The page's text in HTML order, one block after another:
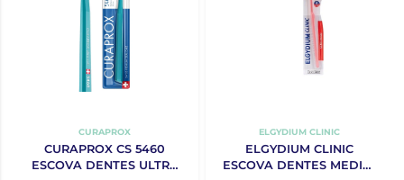
CURAPROX
CURAPROX CS 5460
ESCOVA DENTES ULTRA
ELGYDIUM CLINIC
ELGYDIUM CLINIC
ESCOVA DENTES MEDIA-